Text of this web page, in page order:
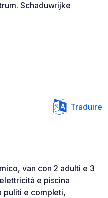
Schaduwrijke
Traduire
van con 2 adulti e 3
e piscina
puliti e completi,